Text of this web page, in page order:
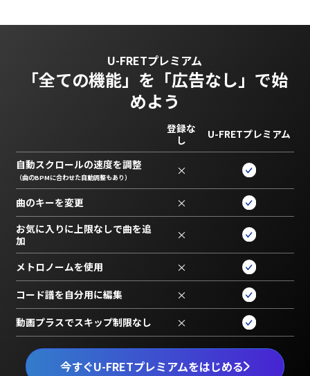
U-FRETプレミアム
「全ての機能」を 「広告なし」で始
めよう
今すぐU-FRETプレミアムをはじめる
登録な
し
U-FRETプレミアム
自動スクロールの速度を調整
（曲のBPMに合わせた自動調整もあり） ×
曲のキーを変更 ×
お気に入りに上限なしで曲を追
加
×
メトロノームを使用 ×
コード譜を自分用に編集 ×
動画プラスでスキップ制限なし ×